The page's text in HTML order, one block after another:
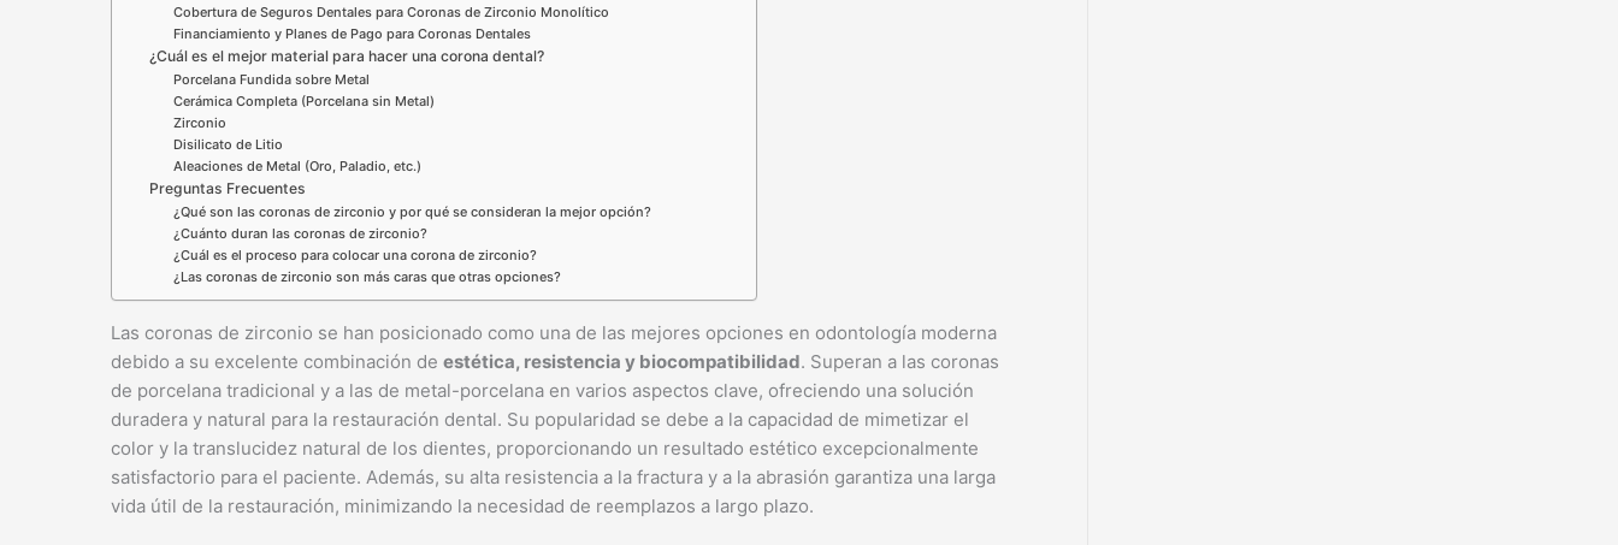
Cobertura de Seguros Dentales para Coronas de Zirconio Monolítico
Financiamiento y Planes de Pago para Coronas Dentales
¿Cuál es el mejor material para hacer una corona dental?
Porcelana Fundida sobre Metal
Cerámica Completa (Porcelana sin Metal)
Zirconio
Disilicato de Litio
Aleaciones de Metal (Oro, Paladio, etc.)
Preguntas Frecuentes
¿Qué son las coronas de zirconio y por qué se consideran la mejor opción?
¿Cuánto duran las coronas de zirconio?
¿Cuál es el proceso para colocar una corona de zirconio?
¿Las coronas de zirconio son más caras que otras opciones?
Las coronas de zirconio se han posicionado como una de las mejores opciones en odontología moderna
debido a su excelente combinación de estética, resistencia y biocompatibilidad. Superan a las coronas
de porcelana tradicional y a las de metal-porcelana en varios aspectos clave, ofreciendo una solución
duradera y natural para la restauración dental. Su popularidad se debe a la capacidad de mimetizar el
color y la translucidez natural de los dientes, proporcionando un resultado estético excepcionalmente
satisfactorio para el paciente. Además, su alta resistencia a la fractura y a la abrasión garantiza una larga
vida útil de la restauración, minimizando la necesidad de reemplazos a largo plazo.